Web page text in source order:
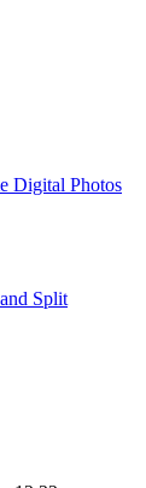
Digital Photos
Split